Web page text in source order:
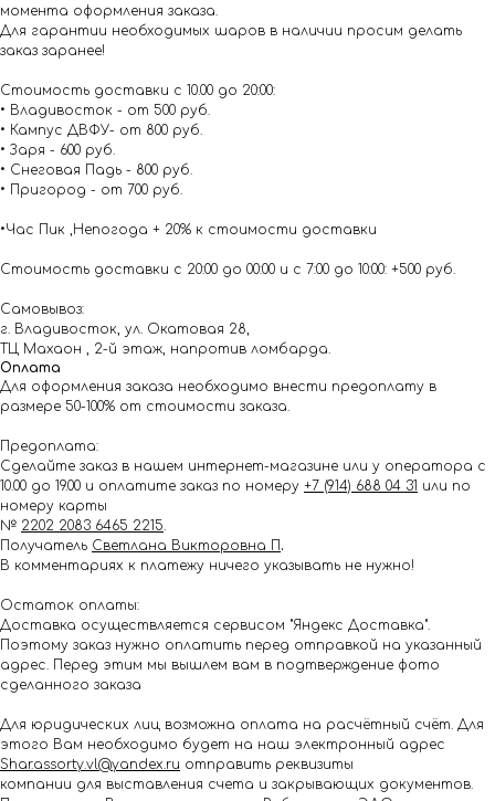
момента оформления заказа.
Для гарантии необходимых шаров в наличии просим делать
заказ заранее!
Стоимость доставки с 10.00 до 20:00:
• Владивосток - от 500 руб.
• Кампус ДВФУ- от 800 руб.
• Заря - 600 руб.
• Снеговая Падь - 800 руб.
• Пригород - от 700 руб.
•Час Пик ,Непогода + 20% к стоимости доставки
Стоимость доставки с 20:00 до 00:00 и с 7:00 до 10:00: +500 руб.
Самовывоз:
г. Владивосток, ул. Окатовая 28,
ТЦ Махаон , 2-й этаж, напротив ломбарда.
Оплата
Для оформления заказа необходимо внести предоплату в
размере 50-100% от стоимости заказа.
Предоплата:
Сделайте заказ в нашем интернет-магазине или у оператора с
10.00 до 19.00 и оплатите заказ по номеру +7 (914) 688 04 31 или по
номеру карты
№ 2202 2083 6465 2215.
Получатель Светлана Викторовна П .
В комментариях к платежу ничего указывать не нужно!
Остаток оплаты:
Доставка осуществляется сервисом "Яндекс Доставка".
Поэтому заказ нужно оплатить перед отправкой на указанный
адрес. Перед этим мы вышлем вам в подтверждение фото
сделанного заказа
Для юридических лиц возможна оплата на расчётный счёт. Для
этого Вам необходимо будет на наш электронный адрес
Shar.assorty.vl@yandex.ru отправить реквизиты
компании для выставления счета и закрывающих документов.